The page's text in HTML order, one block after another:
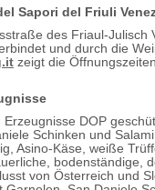
Sapori del Friuli
des Friaul-Julisch
und durch die
zeigt die
DOP
Schinken und
Asino-Käse, weiße
bodenständige,
von Österreich und